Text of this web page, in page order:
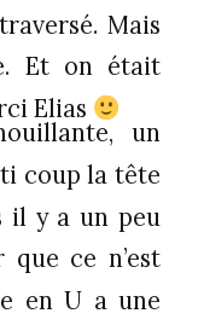
Mais
Et on était
Elias
un
coup la tête
il y a un peu
que ce n’est
en U a une